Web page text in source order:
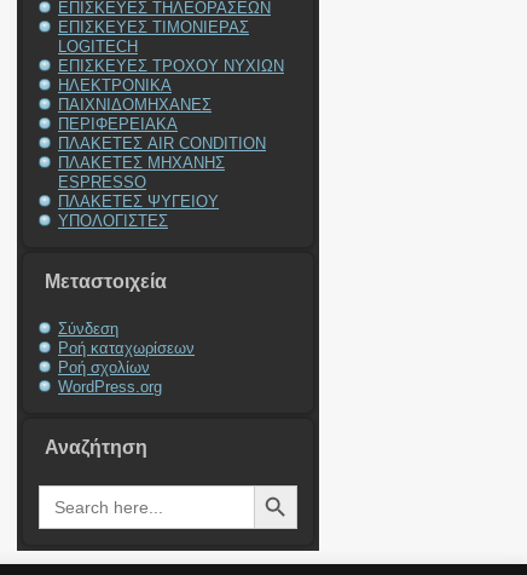
ΕΠΙΣΚΕΥΕΣ ΤΗΛΕΟΡΑΣΕΩΝ
ΕΠΙΣΚΕΥΕΣ ΤΙΜΟΝΙΕΡΑΣ
LOGITECH
ΕΠΙΣΚΕΥΕΣ ΤΡΟΧΟΥ ΝΥΧΙΩΝ
ΗΛΕΚΤΡΟΝΙΚΑ
ΠΑΙΧΝΙΔΟΜΗΧΑΝΕΣ
ΠΕΡΙΦΕΡΕΙΑΚΑ
ΠΛΑΚΕΤΕΣ AIR CONDITION
ΠΛΑΚΕΤΕΣ ΜΗΧΑΝΗΣ
ESPRESSO
ΠΛΑΚΕΤΕΣ ΨΥΓΕΙΟΥ
ΥΠΟΛΟΓΙΣΤΕΣ
Μεταστοιχεία
Σύνδεση
Ροή καταχωρίσεων
Ροή σχολίων
WordPress.org
Αναζήτηση
Search
for:
Search Button